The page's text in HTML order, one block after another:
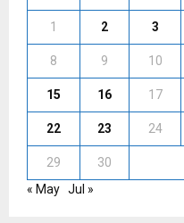
1 2 3
8 9 10
15 16 17
22 23 24
29
30
« May Jul »